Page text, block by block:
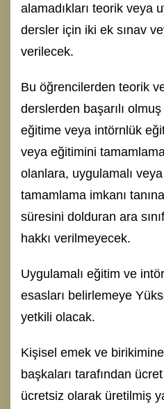
alamadıkları teorik veya
dersler için iki ek sınav
verilecek.
Bu öğrencilerden teorik
derslerden başarılı
eğitime veya intörnlük
veya eğitimini
olanlara, uygulamalı
tamamlama imkanı
süresini dolduran ara
hakkı verilmeyecek.
Uygulamalı eğitim ve
esasları belirlemeye
yetkili olacak.
Kişisel emek ve
başkaları tarafından
ücretsiz olarak üretilmiş